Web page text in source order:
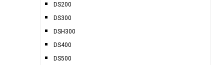
DS200
DS300
DSH300
DS400
DS500